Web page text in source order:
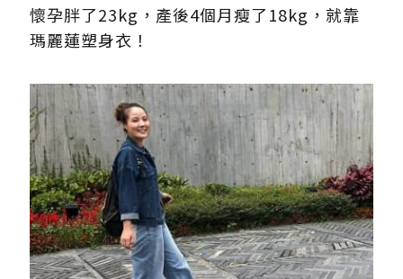
懷孕胖了23kg，產後4個月瘦了18kg，就靠
瑪麗蓮塑身衣！